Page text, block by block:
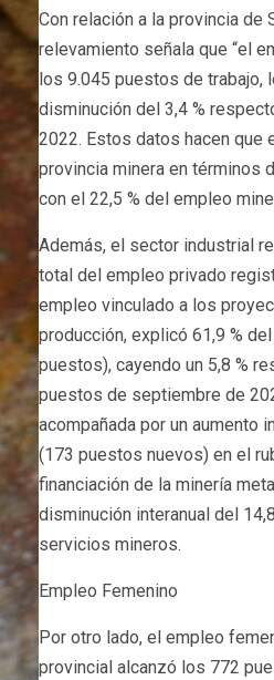
Con relación a la provincia de
relevamiento señala que “el
los 9.045 puestos de trabajo,
disminución del 3,4 %
2022. Estos datos hacen que
provincia minera en términos
con el 22,5 % del empleo
Además, el sector industrial
total del empleo privado
empleo vinculado a los
producción, explicó 61,9 %
puestos), cayendo un 5,8 %
puestos de septiembre de
acompañada por un aumento
(173 puestos nuevos) en el
financiación de la minería
disminución interanual del
servicios mineros.
Empleo Femenino
Por otro lado, el empleo
provincial alcanzó los 772